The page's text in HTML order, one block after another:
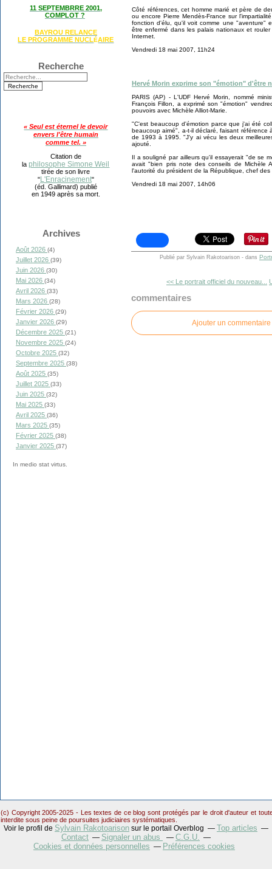
11 SEPTEMBRRE 2001,
COMPLOT ?
BAYROU RELANCE
LE PROGRAMME NUCLÉAIRE
Recherche
« Seul est éternel le devoir
envers l'être humain
comme tel. »
Citation de
laphilosophe Simone Weil
tirée de son livre
"L'Enracinement"
(éd. Gallimard) publié
en 1949 après sa mort.
Archives
Août 2026 (4)
Juillet 2026 (39)
Juin 2026 (30)
Mai 2026 (34)
Avril 2026 (33)
Mars 2026 (28)
Février 2026 (29)
Janvier 2026 (29)
Décembre 2025 (21)
Novembre 2025 (24)
Octobre 2025 (32)
Septembre 2025 (38)
Août 2025 (35)
Juillet 2025 (33)
Juin 2025 (32)
Mai 2025 (33)
Avril 2025 (36)
Mars 2025 (35)
Février 2025 (38)
Janvier 2025 (37)
In medio stat virtus.
Côté références, cet homme marié et père de
ou encore Pierre Mendès-France sur
fonction d'élu, qu'il voit comme une "aventure"
être enfermé dans les palais nationaux et
Internet.
Vendredi 18 mai 2007, 11h24
Hervé Morin exprime son "émotion" d'être
PARIS (AP) - L'UDF Hervé Morin, nommé
François Fillon, a exprimé son "émotion"
pouvoirs avec Michèle Alliot-Marie.
"C'est beaucoup d'émotion parce que j'ai été
beaucoup aimé", a-t-il déclaré, faisant
de 1993 à 1995. "J'y ai vécu les deux
ajouté.
Il a souligné par ailleurs qu'il essayerait "de se
avait "bien pris note des conseils de Michèle
l'autorité du président de la République, chef des
Vendredi 18 mai 2007, 14h06
Publié par Sylvain Rakotoarison - dans
<< Le portrait officiel du nouveau...
commentaires
Ajouter un commentaire
(c) Copyright 2005-2025 - Les textes de ce blog sont protégés par le droit d'auteur et
interdite sous peine de poursuites judiciaires systématiques.
Voir le profil de Sylvain Rakotoarison sur le portail Overblog
Top articles
Contact
Signaler un abus
C.G.U.
Cookies et données personnelles
Préférences cookies